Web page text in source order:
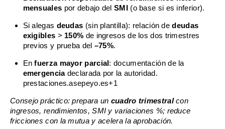
mensuales por debajo delSMI(o base si es inferior).
Si alegas deudas (sin plantilla): relación dedeudas
exigibles > 150% de ingresos de los dos trimestres
previos y prueba del –75%.
Enfuerza mayor parcial: documentación de la
emergenciadeclarada por la autoridad.
prestaciones.asepeyo.es+1
Consejo práctico: prepara un cuadro trimestralcon
ingresos, rendimientos, SMI y variaciones %; reduce
fricciones con la mutua y acelera la aprobación.